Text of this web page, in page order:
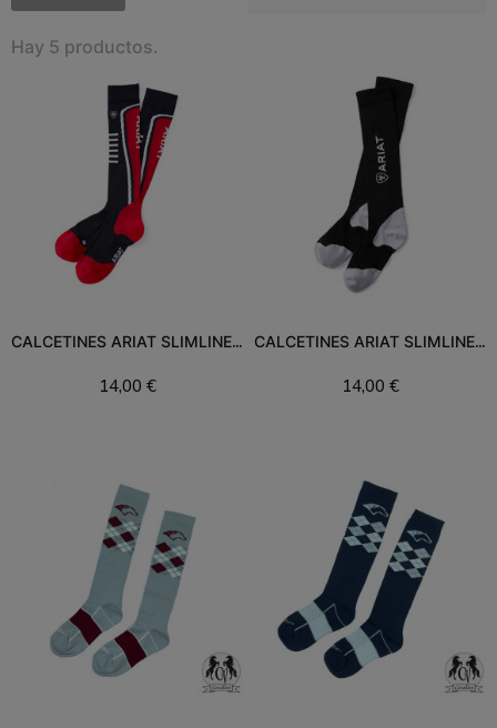
Hay 5 productos.
CALCETINES ARIAT SLIMLINE PERFO
14,00 €
Añadir al carrito
CALCETINES ARIAT SLIMLINE PERFO
14,00 €
Añadir al carrito